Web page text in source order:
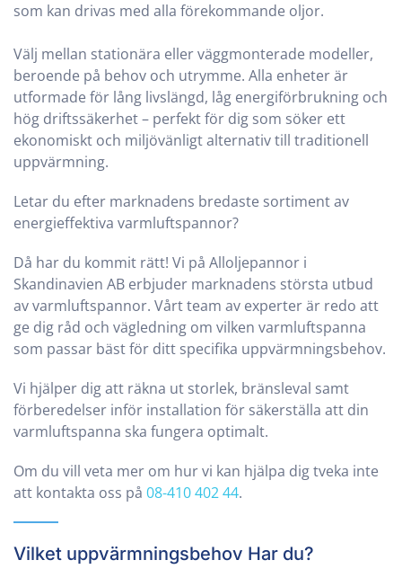
som kan drivas med alla förekommande oljor.
Välj mellan stationära eller väggmonterade modeller,
beroende på behov och utrymme. Alla enheter är
utformade för lång livslängd, låg energiförbrukning och
hög driftssäkerhet – perfekt för dig som söker ett
ekonomiskt och miljövänligt alternativ till traditionell
uppvärmning.
Letar du efter marknadens bredaste sortiment av
energieffektiva varmluftspannor?
Då har du kommit rätt! Vi på Alloljepannor i
Skandinavien AB erbjuder marknadens största utbud
av varmluftspannor. Vårt team av experter är redo att
ge dig råd och vägledning om vilken varmluftspanna
som passar bäst för ditt specifika uppvärmningsbehov.
Vi hjälper dig att räkna ut storlek, bränsleval samt
förberedelser inför installation för säkerställa att din
varmluftspanna ska fungera optimalt.
Om du vill veta mer om hur vi kan hjälpa dig tveka inte
att kontakta oss på 08-410 402 44.
Vilket uppvärmningsbehov Har du?